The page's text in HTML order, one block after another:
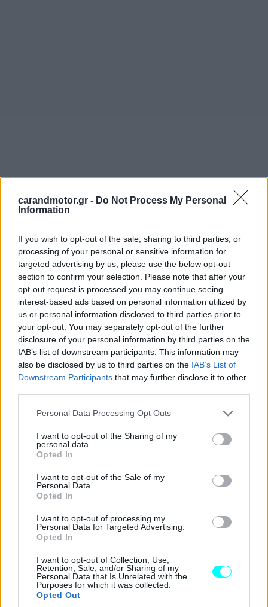
carandmotor.gr - Do Not Process My Personal
Information
If you wish to opt-out of the sale, sharing to third parties, or
processing of your personal or sensitive information for
targeted advertising by us, please use the below opt-out
section to confirm your selection. Please note that after your
opt-out request is processed you may continue seeing
interest-based ads based on personal information utilized by
us or personal information disclosed to third parties prior to
your opt-out. You may separately opt-out of the further
disclosure of your personal information by third parties on the
IAB’s list of downstream participants. This information may
also be disclosed by us to third parties on the IAB’s List of
Downstream Participants that may further disclose it to other
Please note that this website/app uses one or more Google
not limited to your visit or usage behaviour. You may click to
grant or deny consent to Google and its third-party tags to
use your data for below specified purposes in below Google
consent section.
Personal Data Processing Opt Outs
I want to opt-out of the Sharing of my
personal data.
Opted In
I want to opt-out of the Sale of my
Personal Data.
Opted In
I want to opt-out of processing my
Personal Data for Targeted Advertising.
Opted In
I want to opt-out of Collection, Use,
Retention, Sale, and/or Sharing of my
Personal Data that Is Unrelated with the
Purposes for which it was collected.
Opted Out
Στον 35ο γύρο η Mercedes αποφάσισε να βάλει και πάλι
τον Russell στα pits λόγω απώλειας πίεσης στο ελαστικό
και βγήκε 7,5 δευτερόλεπτα πίσω από τον Leclerc
Antonelli μάζευε με εντυπωσιακό τρόπο την απόσταση
από τον Μονεγάσκο.